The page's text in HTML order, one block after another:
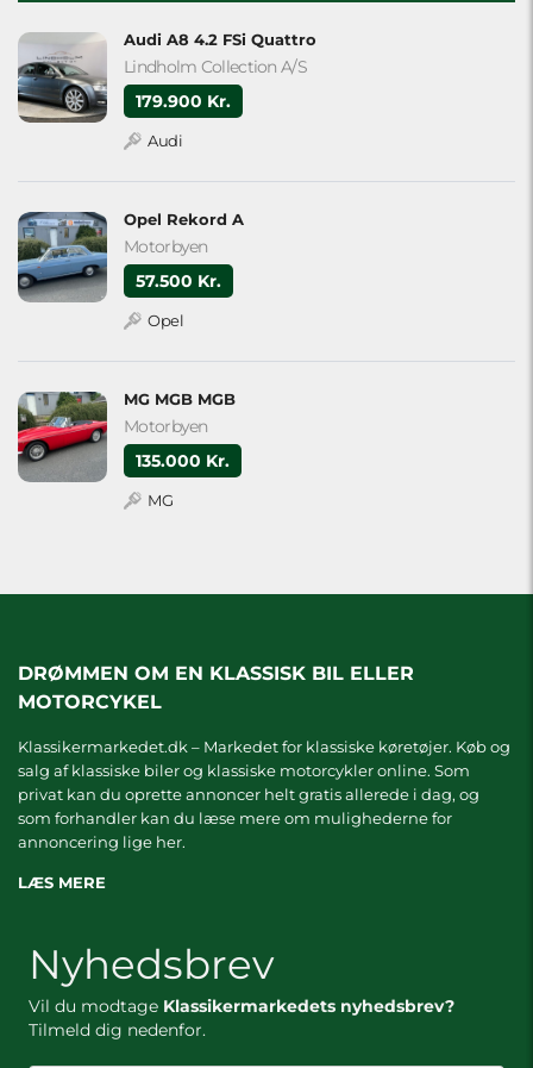
Audi A8 4.2 FSi Quattro
Lindholm Collection A/S
179.900 Kr.
Audi
Opel Rekord A
Motorbyen
57.500 Kr.
Opel
MG MGB MGB
Motorbyen
135.000 Kr.
MG
DRØMMEN OM EN KLASSISK BIL ELLER
MOTORCYKEL
Klassikermarkedet.dk – Markedet for klassiske køretøjer. Køb og
salg af klassiske biler og klassiske motorcykler online. Som
privat kan du oprette annoncer helt gratis allerede i dag, og
som forhandler kan du læse mere om mulighederne for
annoncering lige her.
LÆS MERE
Nyhedsbrev
Vil du modtage Klassikermarkedets nyhedsbrev?
Tilmeld dig nedenfor.